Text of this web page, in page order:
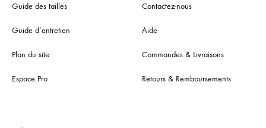
Guide des tailles
Guide d’entretien
Plan du site
Espace Pro
Contactez-nous
Aide
Commandes & Livraisons
Retours & Remboursements